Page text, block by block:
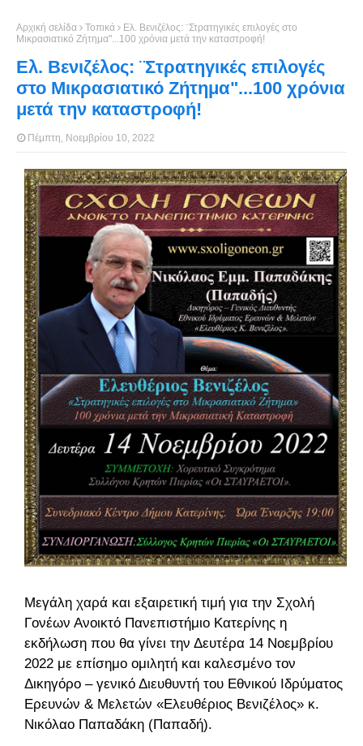
Αρχική σελίδα Τοπικά
Ελ. Βενιζέλος: ¨Στρατηγικές επιλογές στο
Μικρασιατικό Ζήτημα"...100 χρόνια μετά την καταστροφή!
Ελ. Βενιζέλος: ¨Στρατηγικές επιλογές
στο Μικρασιατικό Ζήτημα"...100 χρόνια
μετά την καταστροφή!
Πέμπτη, Νοεμβρίου 10, 2022
Μεγάλη χαρά και εξαιρετική τιμή για την Σχολή
Γονέων Ανοικτό Πανεπιστήμιο Κατερίνης η
εκδήλωση που θα γίνει την Δευτέρα 14 Νοεμβρίου
2022 με επίσημο ομιλητή και καλεσμένο τον
Δικηγόρο – γενικό Διευθυντή του Εθνικού Ιδρύματος
Ερευνών & Μελετών «Ελευθέριος Βενιζέλος» κ.
Νικόλαο Παπαδάκη (Παπαδή).